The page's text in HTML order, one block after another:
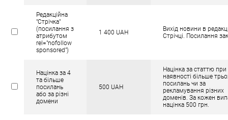
Редакційна
"Стрічка"
(посилання з
атрибутом
rel="nofollow
sponsored")
1 400 UAH
Вихід новини в
Стрічці. Посилання
Націнка за 4
та більше
посилань
або за різні
домени
500 UAH
Націнка за статтю при
наявності більше
посилань чи за
рекламування різних
доменів. За кожен
націнка 500 грн.